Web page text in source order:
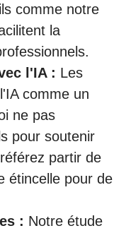
comme notre
la
l'IA : Les
comme un
ne pas
pour soutenir
partir de
étincelle pour de
: Notre étude